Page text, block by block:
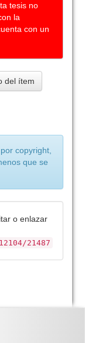
tesis no
la
con un
del ítem
copyright,
que se
o enlazar
21487